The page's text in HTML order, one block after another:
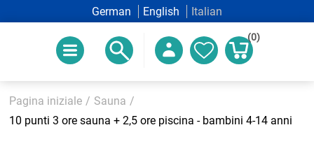
German English Italian
(0)
Pagina iniziale / Sauna /
10 punti 3 ore sauna + 2,5 ore piscina - bambini 4-14 anni